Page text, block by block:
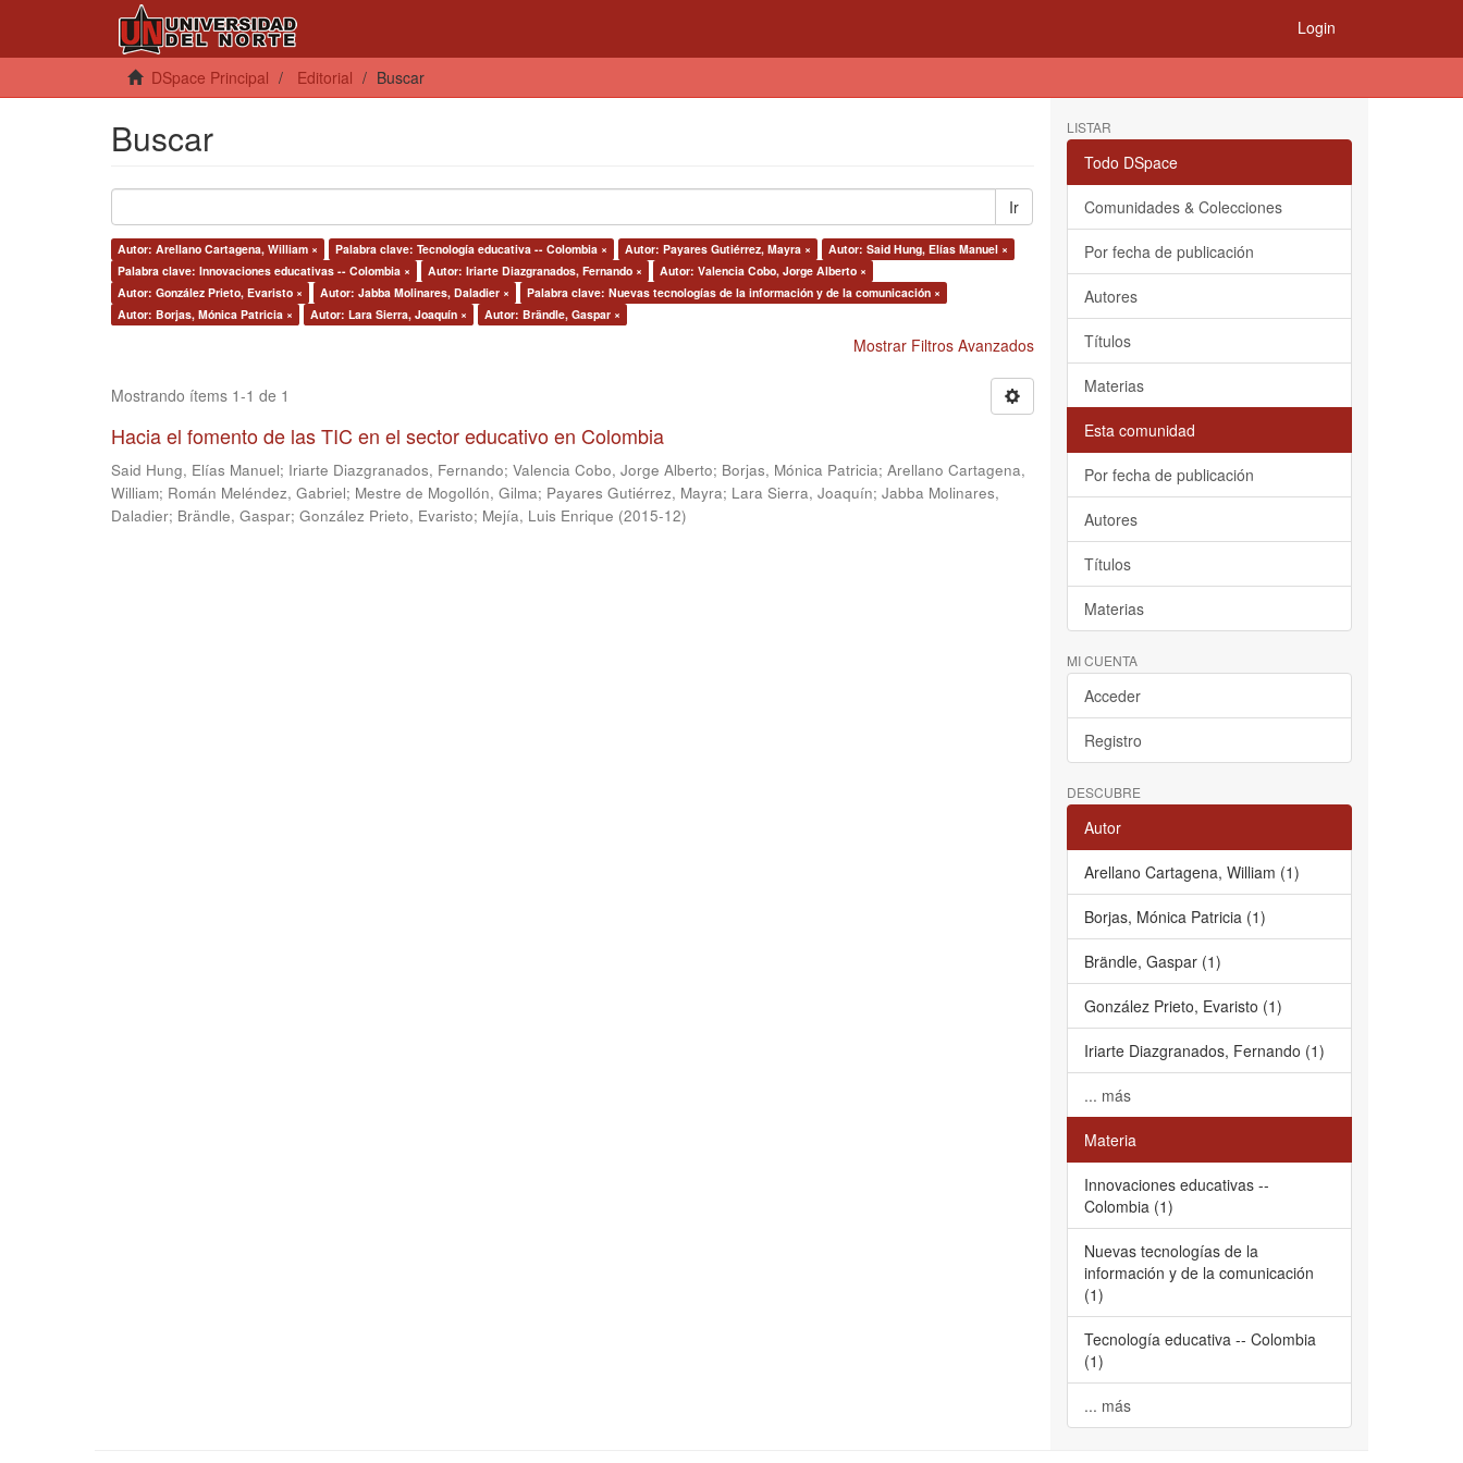
Login
DSpace Principal Editorial Buscar
Buscar
Ir
Autor: Arellano Cartagena, William × Palabra clave: Tecnología educativa -- Colombia × Autor: Payares Gutiérrez, Mayra ×
Autor: Said Hung, Elías Manuel ×
Palabra clave: Innovaciones educativas -- Colombia ×
Autor: Iriarte Diazgranados, Fernando ×
Autor: Valencia Cobo, Jorge Alberto ×
Autor: González Prieto, Evaristo ×
Autor: Jabba Molinares, Daladier ×
Palabra clave: Nuevas tecnologías de la información y de la comunicación ×
Autor: Borjas, Mónica Patricia ×
Autor: Lara Sierra, Joaquín × Autor: Brändle, Gaspar ×
Mostrar Filtros Avanzados
Mostrando ítems 1-1 de 1
Hacia el fomento de las TIC en el sector educativo en Colombia
Said Hung, Elías Manuel; Iriarte Diazgranados, Fernando; Valencia Cobo, Jorge Alberto; Borjas, Mónica Patricia; Arellano Cartagena,
William; Román Meléndez, Gabriel; Mestre de Mogollón, Gilma; Payares Gutiérrez, Mayra; Lara Sierra, Joaquín; Jabba Molinares,
Daladier; Brändle, Gaspar; González Prieto, Evaristo; Mejía, Luis Enrique (2015-12)
LISTAR
Todo DSpace
Comunidades & Colecciones
Por fecha de publicación
Autores
Títulos
Materias
Esta comunidad
Por fecha de publicación
Autores
Títulos
Materias
MI CUENTA
Acceder
Registro
DESCUBRE
Autor
Arellano Cartagena, William (1)
Borjas, Mónica Patricia (1)
Brändle, Gaspar (1)
González Prieto, Evaristo (1)
Iriarte Diazgranados, Fernando (1)
... más
Materia
Innovaciones educativas --
Colombia (1)
Nuevas tecnologías de la
información y de la comunicación
(1)
Tecnología educativa -- Colombia
(1)
... más